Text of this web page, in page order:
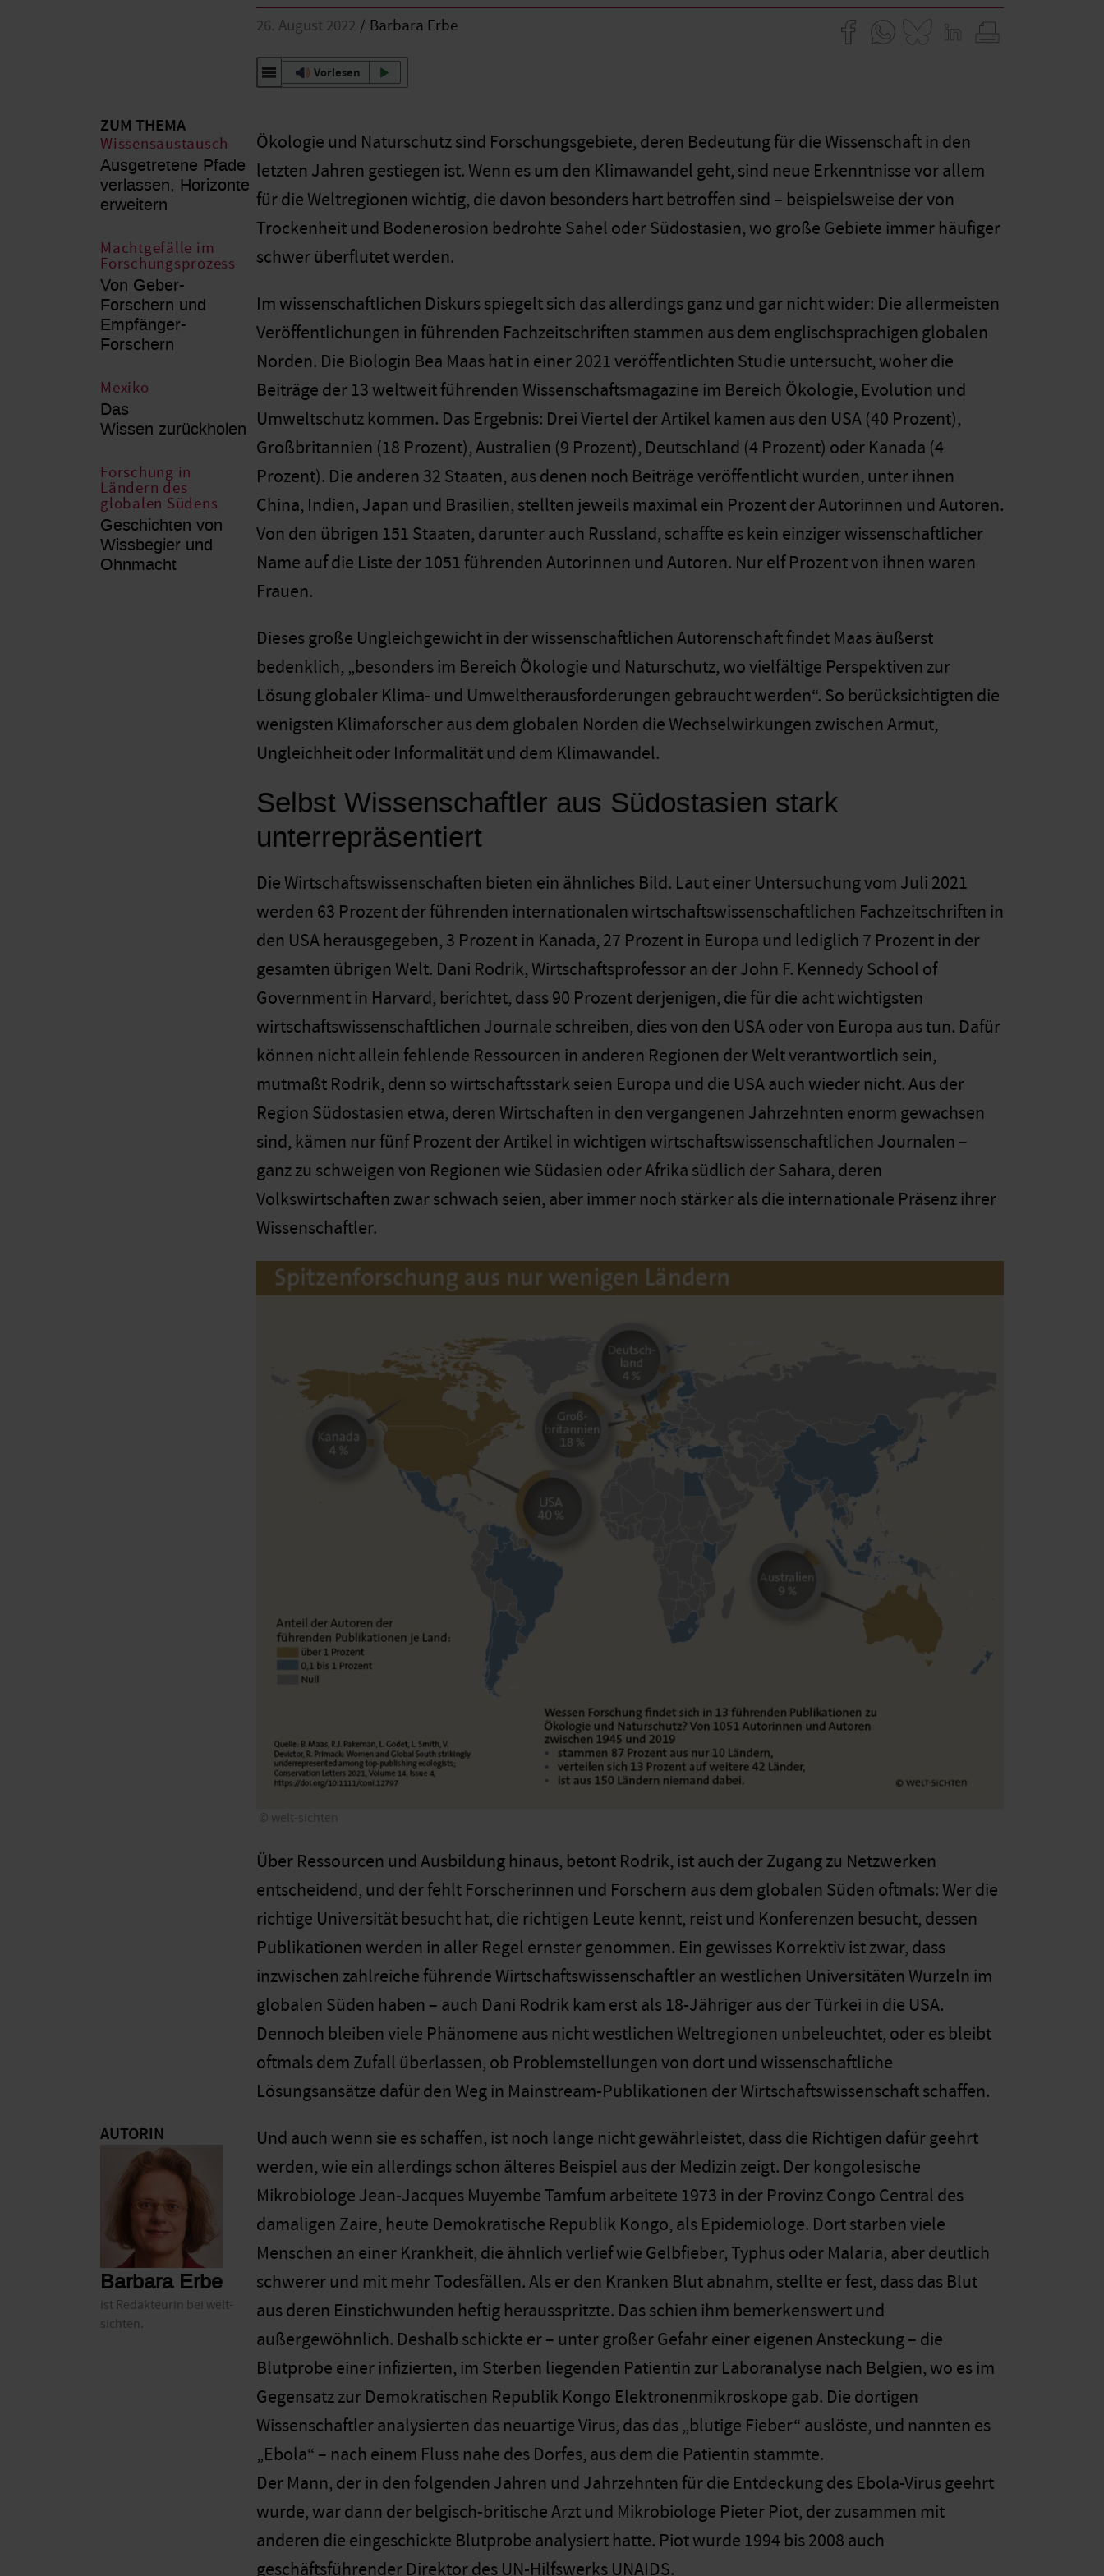
ZUM THEMA
Wissensaustausch
Ausgetretene Pfade
verlassen, Horizonte
erweitern
Machtgefälle im
Forschungsprozess
Von Geber-
Forschern und
Empfänger-
Forschern
Mexiko
Das
Wissen zurückholen
Forschung in
Ländern des
globalen Südens
Geschichten von
Wissbegier und
Ohnmacht
26. August 2022 Barbara Erbe
Vorlesen
Ökologie und Naturschutz sind Forschungsgebiete, deren Bedeutung für die Wissenschaft in den
letzten Jahren gestiegen ist. Wenn es um den Klimawandel geht, sind neue Erkenntnisse vor allem
für die Weltregionen wichtig, die davon besonders hart betroffen sind – beispielsweise der von
Trockenheit und Bodenerosion bedrohte Sahel oder Südostasien, wo große Gebiete immer häufiger
schwer überflutet werden.
Im wissenschaftlichen Diskurs spiegelt sich das allerdings ganz und gar nicht wider: Die allermeisten
Veröffentlichungen in führenden Fachzeitschriften stammen aus dem englischsprachigen globalen
Norden. Die Biologin Bea Maas hat in einer 2021 veröffentlichten Studie untersucht, woher die
Beiträge der 13 weltweit führenden Wissenschaftsmagazine im Bereich Ökologie, Evolution und
Umweltschutz kommen. Das Ergebnis: Drei Viertel der Artikel kamen aus den USA (40 Prozent),
Großbritannien (18 Prozent), Australien (9 Prozent), Deutschland (4 Prozent) oder Kanada (4
Prozent). Die anderen 32 Staaten, aus denen noch Beiträge veröffentlicht wurden, unter ihnen
China, Indien, Japan und Brasilien, stellten jeweils maximal ein Prozent der Autorinnen und Autoren.
Von den übrigen 151 Staaten, darunter auch Russland, schaffte es kein einziger wissenschaftlicher
Name auf die Liste der 1051 führenden Autorinnen und Autoren. Nur elf Prozent von ihnen waren
Frauen.
Dieses große Ungleichgewicht in der wissenschaftlichen Autorenschaft findet Maas äußerst
bedenklich, „besonders im Bereich Ökologie und Naturschutz, wo vielfältige Perspektiven zur
Lösung globaler Klima- und Umweltherausforderungen gebraucht werden“. So berücksichtigten die
wenigsten Klimaforscher aus dem globalen Norden die Wechselwirkungen zwischen Armut,
Ungleichheit oder Informalität und dem Klimawandel.
Selbst Wissenschaftler aus Südostasien stark
unterrepräsentiert
Die Wirtschaftswissenschaften bieten ein ähnliches Bild. Laut einer Untersuchung vom Juli 2021
werden 63 Prozent der führenden internationalen wirtschaftswissenschaftlichen Fachzeitschriften in
den USA herausgegeben, 3 Prozent in Kanada, 27 Prozent in Europa und lediglich 7 Prozent in der
gesamten übrigen Welt. Dani Rodrik, Wirtschaftsprofessor an der John F. Kennedy School of
Government in Harvard, berichtet, dass 90 Prozent derjenigen, die für die acht wichtigsten
wirtschaftswissenschaftlichen Journale schreiben, dies von den USA oder von Europa aus tun. Dafür
können nicht allein fehlende Ressourcen in anderen Regionen der Welt verantwortlich sein,
mutmaßt Rodrik, denn so wirtschaftsstark seien Europa und die USA auch wieder nicht. Aus der
Region Südostasien etwa, deren Wirtschaften in den vergangenen Jahrzehnten enorm gewachsen
sind, kämen nur fünf Prozent der Artikel in wichtigen wirtschaftswissenschaftlichen Journalen –
ganz zu schweigen von Regionen wie Südasien oder Afrika südlich der Sahara, deren
Volkswirtschaften zwar schwach seien, aber immer noch stärker als die internationale Präsenz ihrer
Wissenschaftler.
welt-sichten
Über Ressourcen und Ausbildung hinaus, betont Rodrik, ist auch der Zugang zu Netzwerken
entscheidend, und der fehlt Forscherinnen und Forschern aus dem globalen Süden oftmals: Wer die
richtige Universität besucht hat, die richtigen Leute kennt, reist und Konferenzen besucht, dessen
Publikationen werden in aller Regel ernster genommen. Ein gewisses Korrektiv ist zwar, dass
inzwischen zahlreiche führende Wirtschaftswissenschaftler an westlichen Universitäten Wurzeln im
globalen Süden haben – auch Dani Rodrik kam erst als 18-Jähriger aus der Türkei in die USA.
Dennoch bleiben viele Phänomene aus nicht westlichen Weltregionen unbeleuchtet, oder es bleibt
oftmals dem Zufall überlassen, ob Problemstellungen von dort und wissenschaftliche
Lösungsansätze dafür den Weg in Mainstream-Publikationen der Wirtschaftswissenschaft schaffen.
AUTORIN
Barbara Erbe
ist Redakteurin bei welt-
sichten.
Und auch wenn sie es schaffen, ist noch lange nicht gewährleistet, dass die Richtigen dafür geehrt
werden, wie ein allerdings schon älteres Beispiel aus der Medizin zeigt. Der kongolesische
Mikrobiologe Jean-Jacques Muyembe Tamfum arbeitete 1973 in der Provinz Congo Central des
damaligen Zaire, heute Demokratische Republik Kongo, als Epidemiologe. Dort starben viele
Menschen an einer Krankheit, die ähnlich verlief wie Gelbfieber, Typhus oder Malaria, aber deutlich
schwerer und mit mehr Todesfällen. Als er den Kranken Blut abnahm, stellte er fest, dass das Blut
aus deren Einstichwunden heftig herausspritzte. Das schien ihm bemerkenswert und
außergewöhnlich. Deshalb schickte er – unter großer Gefahr einer eigenen Ansteckung – die
Blutprobe einer infizierten, im Sterben liegenden Patientin zur Laboranalyse nach Belgien, wo es im
Gegensatz zur Demokratischen Republik Kongo Elektronenmikroskope gab. Die dortigen
Wissenschaftler analysierten das neuartige Virus, das das „blutige Fieber“ auslöste, und nannten es
„Ebola“ – nach einem Fluss nahe des Dorfes, aus dem die Patientin stammte.
Der Mann, der in den folgenden Jahren und Jahrzehnten für die Entdeckung des Ebola-Virus geehrt
wurde, war dann der belgisch-britische Arzt und Mikrobiologe Pieter Piot, der zusammen mit
anderen die eingeschickte Blutprobe analysiert hatte. Piot wurde 1994 bis 2008 auch
geschäftsführender Direktor des UN-Hilfswerks UNAIDS.